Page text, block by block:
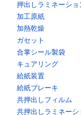
押出しラミネーショ
加工原紙
加熱乾燥
ガセット
合掌シール製袋
キュアリング
給紙装置
給紙ブレーキ
共押出しフィルム
共押出しラミネーシ